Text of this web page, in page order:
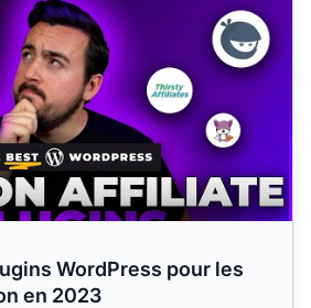
WordPress pour les
en 2023